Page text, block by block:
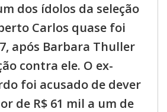
dos ídolos da seleção
Carlos quase foi
após Barbara Thuller
contra ele. O ex-
foi acusado de dever
de R$ 61 mil a um de